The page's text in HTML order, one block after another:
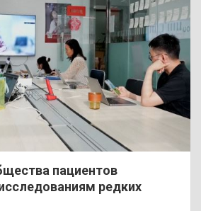
пациентов
редких